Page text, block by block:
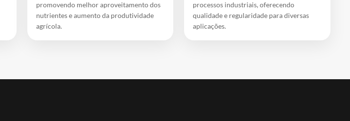
promovendo melhor aproveitamento dos
nutrientes e aumento da produtividade
agrícola.
processos industriais, oferecendo
qualidade e regularidade para diversas
aplicações.